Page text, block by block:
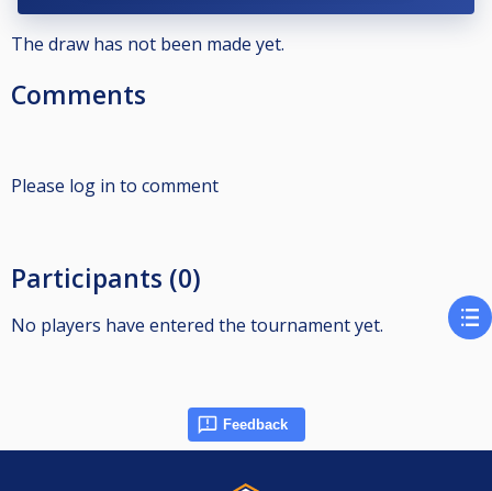
The draw has not been made yet.
Comments
Please log in to comment
Participants (0)
No players have entered the tournament yet.
Feedback